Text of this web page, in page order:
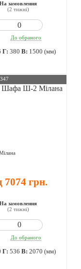
На замовлення
(2 тижні)
До обраного
Г:380 В: 1500 (мм)
7074 грн.
На замовлення
(2 тижні)
До обраного
Г:536 В:2070 (мм)